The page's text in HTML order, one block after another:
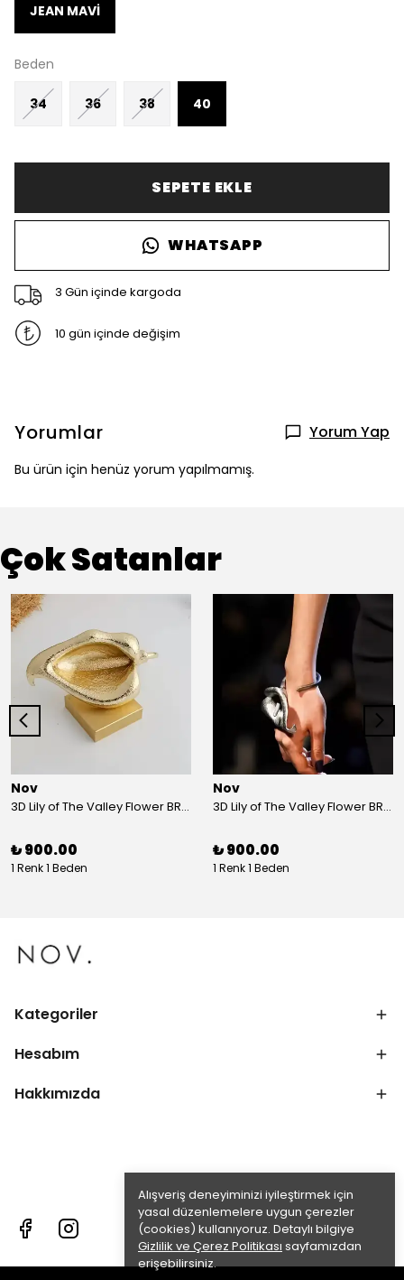
Alışveriş deneyiminizi iyileştirmek için
yasal düzenlemelere uygun çerezler
(cookies) kullanıyoruz. Detaylı bilgiye
Gizlilik ve Çerez Politikası sayfamızdan
erişebilirsiniz.
JEAN MAVİ
Beden
34 36 38 40
SEPETE EKLE
WHATSAPP
3 Gün içinde kargoda
10 gün içinde değişim
Yorumlar Yorum Yap
Bu ürün için henüz yorum yapılmamış.
Çok Satanlar
Nov
3D Lily of The Valley Flower BRACELET G
₺ 900.00
1 Renk 1 Beden
Nov
3D Lily of The Valley Flower BRACELET S
₺ 900.00
1 Renk 1 Beden
Kategoriler
Hesabım
Hakkımızda